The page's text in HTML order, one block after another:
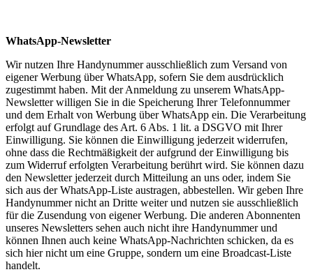
WhatsApp-Newsletter
Wir nutzen Ihre Handynummer ausschließlich zum Versand von
eigener Werbung über WhatsApp, sofern Sie dem ausdrücklich
zugestimmt haben. Mit der Anmeldung zu unserem WhatsApp-
Newsletter willigen Sie in die Speicherung Ihrer Telefonnummer
und dem Erhalt von Werbung über WhatsApp ein. Die Verarbeitung
erfolgt auf Grundlage des Art. 6 Abs. 1 lit. a DSGVO mit Ihrer
Einwilligung. Sie können die Einwilligung jederzeit widerrufen,
ohne dass die Rechtmäßigkeit der aufgrund der Einwilligung bis
zum Widerruf erfolgten Verarbeitung berührt wird. Sie können dazu
den Newsletter jederzeit durch Mitteilung an uns oder, indem Sie
sich aus der WhatsApp-Liste austragen, abbestellen. Wir geben Ihre
Handynummer nicht an Dritte weiter und nutzen sie ausschließlich
für die Zusendung von eigener Werbung. Die anderen Abonnenten
unseres Newsletters sehen auch nicht ihre Handynummer und
können Ihnen auch keine WhatsApp-Nachrichten schicken, da es
sich hier nicht um eine Gruppe, sondern um eine Broadcast-Liste
handelt.